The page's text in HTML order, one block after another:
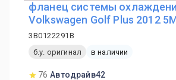
фланец системы
Volkswagen Golf Plus 2012
3B0122291B
б.у. оригинал
в наличии
76 Автодрайв42